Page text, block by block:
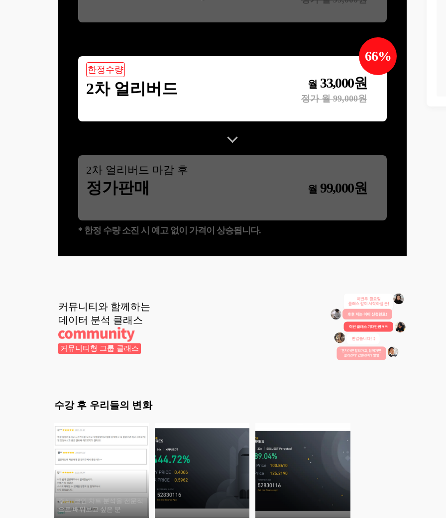
한정수량
2차 얼리버드 월 33,000원
정가 월99,000원
66%
2차 얼리버드 마감 후
정가판매 월 99,000원
* 한정 수량 소진 시 예고 없이 가격이 상승됩니다.
커뮤니티와 함께하는
데이터 분석 클래스
커뮤니티형 그룹 클래스
수강 후 우리들의 변화
주식, 코인 차트 분석을 전문적
으로 배워보고 싶은 분